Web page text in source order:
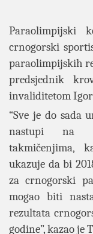
Paraolimpijski
crnogorski
paraolimpijskih
predsjednik
invaliditetom
“Sve je do sada
nastupi na
takmičenjima,
ukazuje da bi
za crnogorski
mogao biti
rezultata
godine”, kazao je